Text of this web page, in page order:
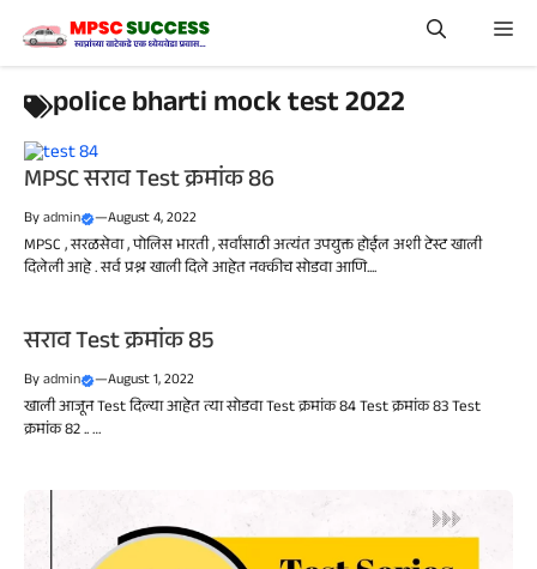
content
police bharti mock test 2022
MPSC सराव Test क्रमांक 86
Byadmin —August 4, 2022
MPSC , सरळसेवा , पोलिस भारती , सर्वांसाठी अत्यंत उपयुक्त होईल अशी टेस्ट खाली
दिलेली आहे . सर्व प्रश्न खाली दिले आहेत नक्कीच सोडवा आणि....
सराव Test क्रमांक 85
Byadmin —August 1, 2022
खाली आजून Test दिल्या आहेत त्या सोडवा Test क्रमांक 84 Test क्रमांक 83 Test
क्रमांक 82 .. …